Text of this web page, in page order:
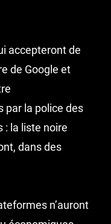
accepteront de
de Google et
par la police des
: la liste noire
dans des
n’auront